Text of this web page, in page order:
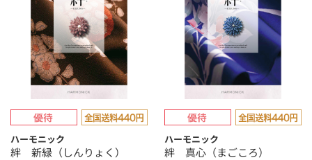
ハーモニック
絆 新緑（しんりょく）
ハーモニック
絆 真心（まごころ）